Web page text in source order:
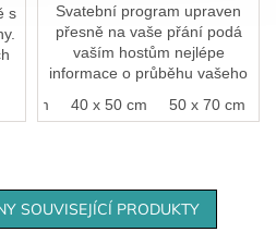
s
Svatební program upraven
přesně na vaše přání podá
vaším hostům nejlépe
informace o průběhu vašeho
40 cm 40 x 50 cm 50 x 70 cm
SOUVISEJÍCÍ PRODUKTY